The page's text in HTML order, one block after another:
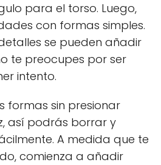
para el torso. Luego,
con formas simples.
se pueden añadir
te preocupes por ser
intento.
formas sin presionar
así podrás borrar y
A medida que te
comienza a añadir